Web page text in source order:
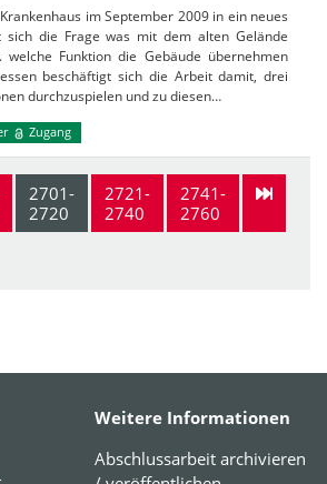
im September 2009 in ein neues
sich die Frage was mit dem alten Gelände
welche Funktion die Gebäude übernehmen
beschäftigt sich die Arbeit damit, drei
durchzuspielen und zu diesen…
Zugang
2701-
2720
2721-
2740
2741-
2760
Weitere Informationen
Abschlussarbeit archivieren